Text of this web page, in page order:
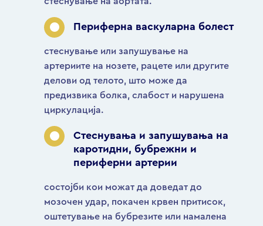
Периферна васкуларна болест
стеснување или запушување на
артериите на нозете, рацете или другите
делови од телото, што може да
предизвика болка, слабост и нарушена
циркулација.
Стеснувања и запушувања на
каротидни, бубрежни и
периферни артерии
состојби кои можат да доведат до
мозочен удар, покачен крвен притисок,
оштетување на бубрезите или намалена